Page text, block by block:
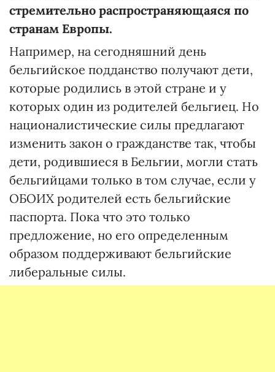
стремительно распространяющаяся по
странам Европы.
Например, на сегодняшний день
бельгийское подданство получают дети,
которые родились в этой стране и у
которых один из родителей бельгиец. Но
националистические силы предлагают
изменить закон о гражданстве так, чтобы
дети, родившиеся в Бельгии, могли стать
бельгийцами только в том случае, если у
ОБОИХ родителей есть бельгийские
паспорта. Пока что это только
предложение, но его определенным
образом поддерживают бельгийские
либеральные силы.